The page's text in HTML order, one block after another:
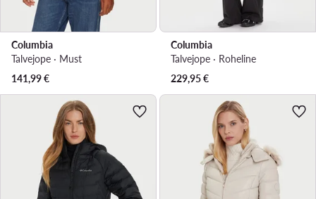
Columbia
Talvejope · Must
141,99€
Columbia
Talvejope · Roheline
229,95€